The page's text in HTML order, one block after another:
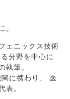
。
ェニックス技術
分野を中心に
執筆。
に携わり、 医
表。